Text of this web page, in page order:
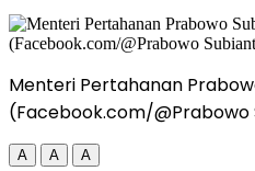
Menteri Pertahanan
(Facebook.com/@Prabowo
A A A